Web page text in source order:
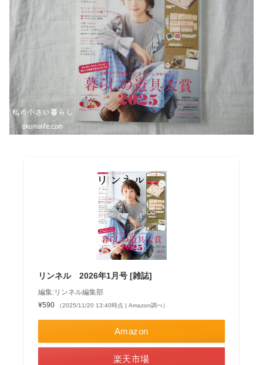
リンネル 2026年1月号 [雑誌]
編集:リンネル編集部
¥590
（2025/11/20 13:40時点 | Amazon調べ）
Amazon
楽天市場